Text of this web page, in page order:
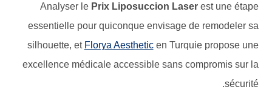
Analyser lePrix Liposuccion Laserest une étape
essentielle pour quiconque envisage de remodeler sa
silhouette, etFlorya Aestheticen Turquie propose une
excellence médicale accessible sans compromis sur la
sécurité.